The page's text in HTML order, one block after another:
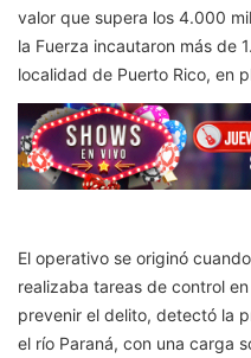
valor que supera los 4.000
la Fuerza incautaron más de
localidad de Puerto Rico, en
El operativo se originó
realizaba tareas de control
prevenir el delito, detectó la
el río Paraná, con una carga